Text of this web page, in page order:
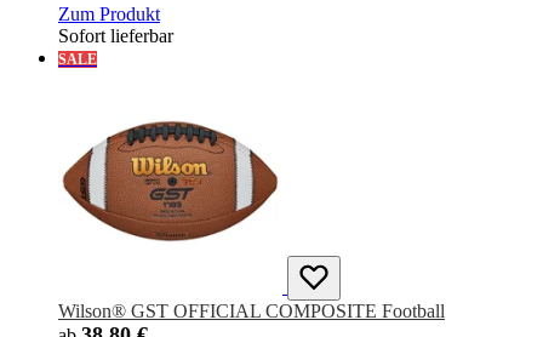
Zum Produkt
Sofort lieferbar
SALE
Wilson® GST OFFICIAL COMPOSITE Football